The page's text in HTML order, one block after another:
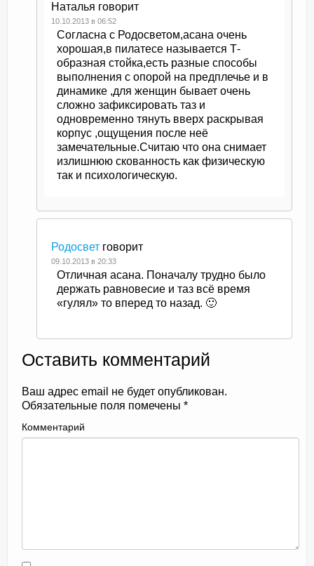
Наталья говорит
10.10.2013 в 06:52
Согласна с Родосветом,асана очень
хорошая,в пилатесе называется Т-
образная стойка,есть разные способы
выполнения с опорой на предплечье и в
динамике ,для женщин бывает очень
сложно зафиксировать таз и
одновременно тянуть вверх раскрывая
корпус ,ощущения после неё
замечательные.Считаю что она снимает
излишнюю скованность как физическую
так и психологическую.
Родосвет говорит
09.10.2013 в 20:33
Отличная асана. Поначалу трудно было
держать равновесие и таз всё время
«гулял» то вперед то назад. 🙂
Оставить комментарий
Ваш адрес email не будет опубликован.
Обязательные поля помечены *
Комментарий